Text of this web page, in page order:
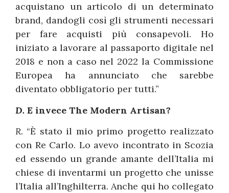
acquistano un articolo di un determinato
brand, dandogli così gli strumenti necessari
per fare acquisti più consapevoli. Ho
iniziato a lavorare al passaporto digitale nel
2018 e non a caso nel 2022 la Commissione
Europea ha annunciato che sarebbe
diventato obbligatorio per tutti.”
D. E invece The Modern Artisan?
R. “È stato il mio primo progetto realizzato
con Re Carlo. Lo avevo incontrato in Scozia
ed essendo un grande amante dell’Italia mi
chiese di inventarmi un progetto che unisse
l’Italia all’Inghilterra. Anche qui ho collegato